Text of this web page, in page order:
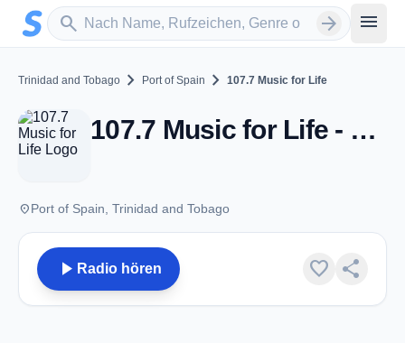
Zum Hauptinhalt springen
search
Sender suchen arrow_forward menu
Trinidad and Tobago chevron_right Port of Spain chevron_right 107.7 Music for Life
107.7 Music for Life - FM 107.7 - Port of Spain
placePort of Spain, Trinidad and Tobago
play_arrow Radio hören favorite share